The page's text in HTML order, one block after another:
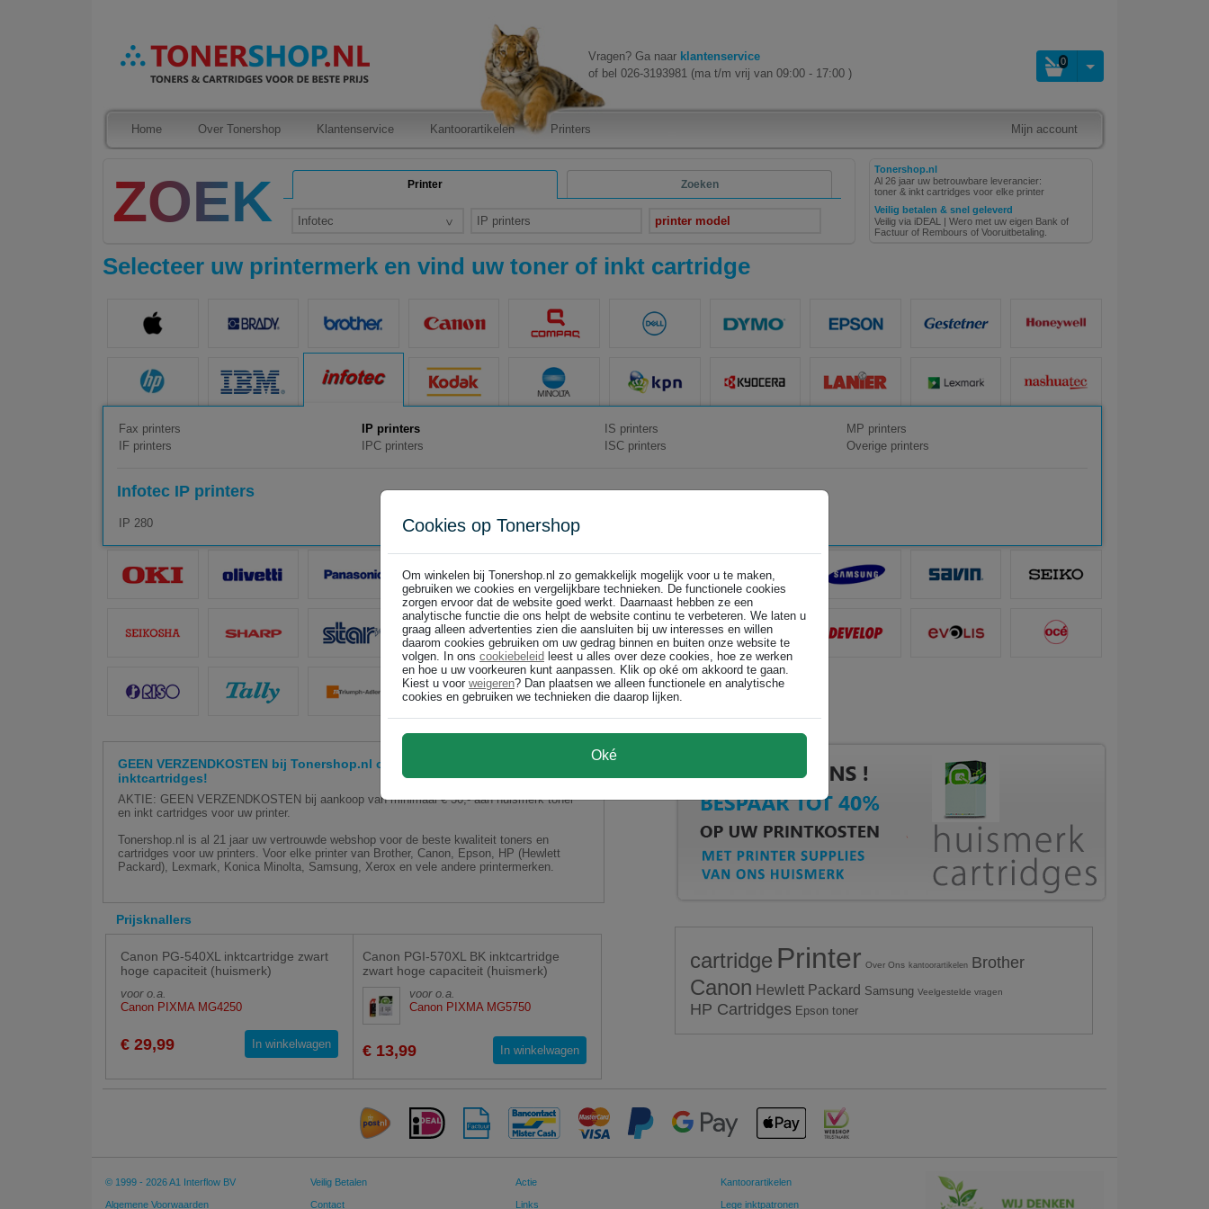
Vragen? Ga naar klantenservice
of bel 026-3193981 (ma t/m vrij van 09:00 - 17:00 )
0
Home Over Tonershop Klantenservice Kantoorartikelen Printers Mijn account
Printer Zoeken
Infotec IP printers printer model
Tonershop.nl
Al 26 jaar uw betrouwbare leverancier:
toner & inkt cartridges voor elke printer
Veilig betalen & snel geleverd
Veilig via iDEAL | Wero met uw eigen Bank of
Factuur of Rembours of Vooruitbetaling.
Selecteer uw printermerk en vind uw toner of inkt cartridge
Fax printers
IF printers
IP printers
IPC printers
IS printers
ISC printers
MP printers
Overige printers
Infotec IP printers
IP 280
GEEN VERZENDKOSTEN bij Tonershop.nl op huismerk toner en huismerk
inktcartridges!
AKTIE: GEEN VERZENDKOSTEN bij aankoop van minimaal € 30,- aan huismerk toner
en inkt cartridges voor uw printer.
Tonershop.nl is al 21 jaar uw vertrouwde webshop voor de beste kwaliteit toners en
cartridges voor uw printers. Voor elke printer van Brother, Canon, Epson, HP (Hewlett
Packard), Lexmark, Konica Minolta, Samsung, Xerox en vele andere printermerken.
Prijsknallers
Canon PG-540XL inktcartridge zwart
hoge capaciteit (huismerk)
voor o.a.
Canon PIXMA MG4250
€ 29,99 In winkelwagen
Canon PGI-570XL BK inktcartridge
zwart hoge capaciteit (huismerk)
voor o.a.
Canon PIXMA MG5750
€ 13,99 In winkelwagen
cartridge Printer Over Ons kantoorartikelen Brother
Canon Hewlett Packard Samsung Veelgestelde vragen
HP Cartridges Epson toner
© 1999 - 2026 A1 Interflow BV
Algemene Voorwaarden
Veilig Betalen
Contact
Actie
Links
Kantoorartikelen
Lege inktpatronen
Cookies op Tonershop
Om winkelen bij Tonershop.nl zo gemakkelijk mogelijk voor u te maken,
gebruiken we cookies en vergelijkbare technieken. De functionele cookies
zorgen ervoor dat de website goed werkt. Daarnaast hebben ze een
analytische functie die ons helpt de website continu te verbeteren. We laten u
graag alleen advertenties zien die aansluiten bij uw interesses en willen
daarom cookies gebruiken om uw gedrag binnen en buiten onze website te
volgen. In ons cookiebeleid leest u alles over deze cookies, hoe ze werken
en hoe u uw voorkeuren kunt aanpassen. Klik op oké om akkoord te gaan.
Kiest u voor weigeren? Dan plaatsen we alleen functionele en analytische
cookies en gebruiken we technieken die daarop lijken.
Oké